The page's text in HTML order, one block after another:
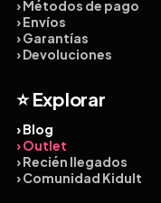
› Métodos de pago
› Envíos
› Garantías
› Devoluciones
⭐ Explorar
› Blog
› Outlet
› Recién llegados
› Comunidad Kidult